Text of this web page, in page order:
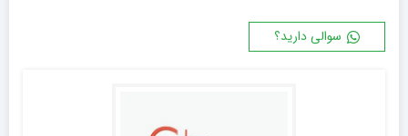
سوالی دارید؟